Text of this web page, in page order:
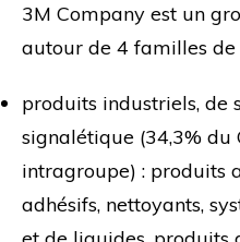
3M Company est un
autour de 4 familles de
produits industriels, de
signalétique (34,3%
intragroupe) : produits
adhésifs, nettoyants,